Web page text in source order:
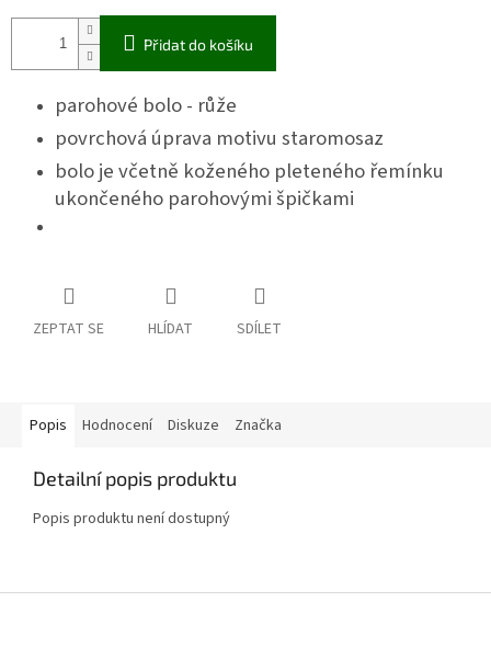
Přidat do košíku
parohové bolo - růže
povrchová úprava motivu staromosaz
bolo je včetně koženého pleteného řemínku
ukončeného parohovými špičkami
ZEPTAT SE HLÍDAT SDÍLET
Popis Hodnocení Diskuze Značka
Detailní popis produktu
Popis produktu není dostupný